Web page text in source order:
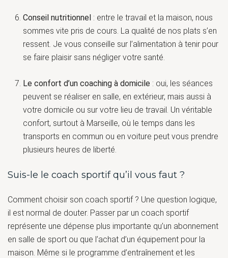
Conseil nutritionnel : entre le travail et la maison, nous
sommes vite pris de cours. La qualité de nos plats s’en
ressent. Je vous conseille sur l’alimentation à tenir pour
se faire plaisir sans négliger votre santé.
Le confort d’un coaching à domicile : oui, les séances
peuvent se réaliser en salle, en extérieur, mais aussi à
votre domicile ou sur votre lieu de travail. Un véritable
confort, surtout à Marseille, où le temps dans les
transports en commun ou en voiture peut vous prendre
plusieurs heures de liberté.
Suis-le le coach sportif qu’il vous faut ?
Comment choisir son coach sportif ? Une question logique,
il est normal de douter. Passer par un coach sportif
représente une dépense plus importante qu’un abonnement
en salle de sport ou que l’achat d’un équipement pour la
maison. Même si le programme d’entraînement et les